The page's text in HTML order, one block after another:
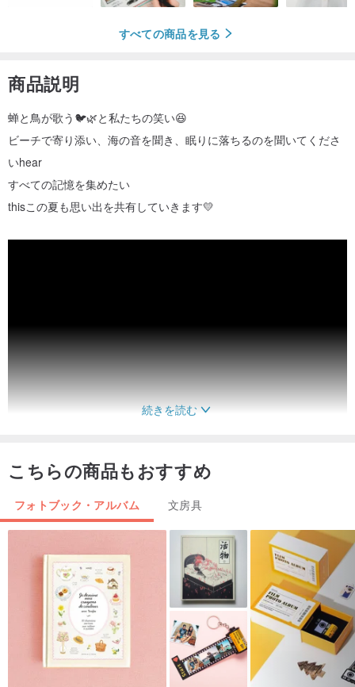
すべての商品を見る
商品説明
蝉と鳥が歌う🐦🌿と私たちの笑い😆
ビーチで寄り添い、海の音を聞き、眠りに落ちるのを聞いてくださ
いhear
すべての記憶を集めたい
thisこの夏も思い出を共有していきます💛
以下の写真の商品を含む単一のセール-j-スタッド写真集の青いドッ
組み合わせ-青い点の組み合わせグループには、次の写真の製品が含
まれています
続きを読む
こちらの商品もおすすめ
フォトブック・アルバム 文房具